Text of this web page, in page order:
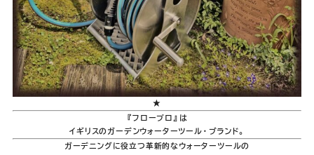
★
『フロープロ』は
イギリスのガーデンウォーターツール・ブランド。
ガーデニングに役立つ革新的なウォーターツールの